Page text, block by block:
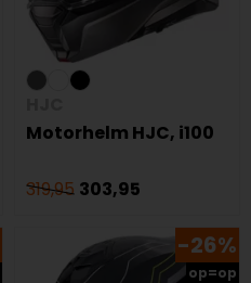
Motorhelm HJC, i100
319,95 303,95
-26%
op=op